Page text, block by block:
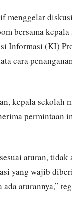
menggelar
bersama kepala
Informasi (KI)
cara
kepala sekolah
permintaan
aturan, tidak
yang wajib
aturannya,”